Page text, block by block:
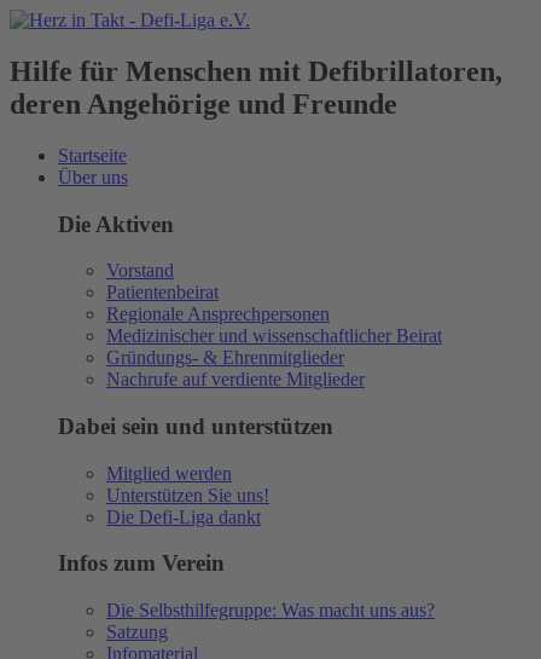
Hilfe für Menschen mit Defibrillatoren,
deren Angehörige und Freunde
Startseite
Über uns
Die Aktiven
Vorstand
Patientenbeirat
Regionale Ansprechpersonen
Medizinischer und wissenschaftlicher Beirat
Gründungs- & Ehrenmitglieder
Nachrufe auf verdiente Mitglieder
Dabei sein und unterstützen
Mitglied werden
Unterstützen Sie uns!
Die Defi-Liga dankt
Infos zum Verein
Die Selbsthilfegruppe: Was macht uns aus?
Satzung
Infomaterial